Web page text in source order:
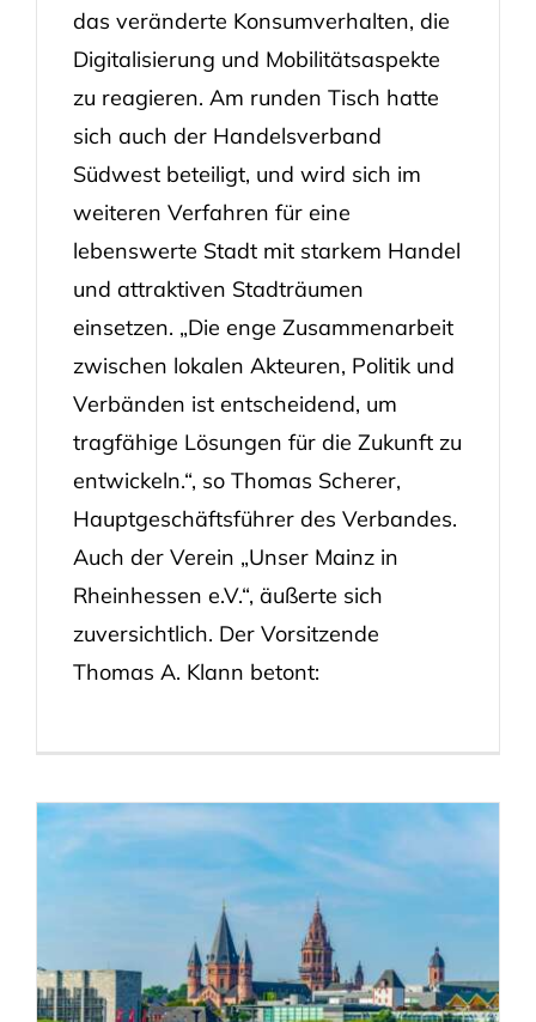
das veränderte Konsumverhalten, die
Digitalisierung und Mobilitätsaspekte
zu reagieren. Am runden Tisch hatte
sich auch der Handelsverband
Südwest beteiligt, und wird sich im
weiteren Verfahren für eine
lebenswerte Stadt mit starkem Handel
und attraktiven Stadträumen
einsetzen. „Die enge Zusammenarbeit
zwischen lokalen Akteuren, Politik und
Verbänden ist entscheidend, um
tragfähige Lösungen für die Zukunft zu
entwickeln.“, so Thomas Scherer,
Hauptgeschäftsführer des Verbandes.
Auch der Verein „Unser Mainz in
Rheinhessen e.V.“, äußerte sich
zuversichtlich. Der Vorsitzende
Thomas A. Klann betont: